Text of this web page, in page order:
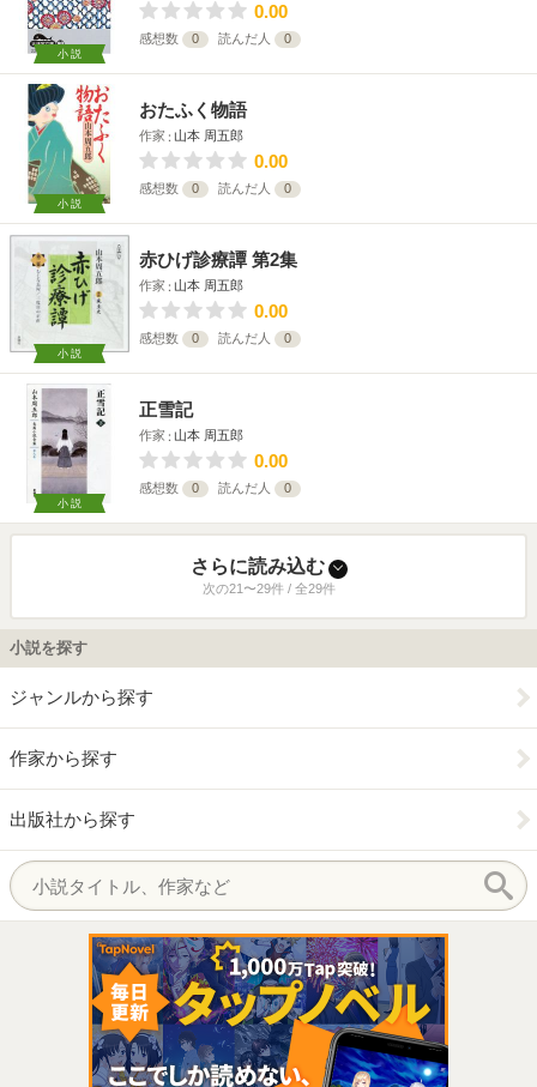
小説
0.00
感想数 0 読んだ人 0
小説
おたふく物語
作家 山本 周五郎
0.00
感想数 0 読んだ人 0
小説
赤ひげ診療譚 第2集
作家 山本 周五郎
0.00
感想数 0 読んだ人 0
小説
正雪記
作家 山本 周五郎
0.00
感想数 0 読んだ人 0
さらに読み込む
次の21〜29件 / 全29件
小説を探す
ジャンルから探す
作家から探す
出版社から探す